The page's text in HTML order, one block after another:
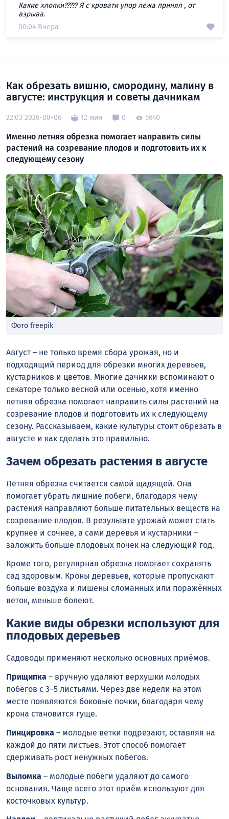
Какие хлопки????? Я с кровати упор лежа принял , от
взрыва.
00:04 Вчера
Как обрезать вишню, смородину, малину в
августе: инструкция и советы дачникам
22:03 2026-08-06 12 мин 0 5640
Именно летняя обрезка помогает направить силы
растений на созревание плодов и подготовить их к
следующему сезону
Фото freepik
Август – не только время сбора урожая, но и
подходящий период для обрезки многих деревьев,
кустарников и цветов. Многие дачники вспоминают о
секаторе только весной или осенью, хотя именно
летняя обрезка помогает направить силы растений на
созревание плодов и подготовить их к следующему
сезону. Рассказываем, какие культуры стоит обрезать в
августе и как сделать это правильно.
Зачем обрезать растения в августе
Летняя обрезка считается самой щадящей. Она
помогает убрать лишние побеги, благодаря чему
растения направляют больше питательных веществ на
созревание плодов. В результате урожай может стать
крупнее и сочнее, а сами деревья и кустарники –
заложить больше плодовых почек на следующий год.
Кроме того, регулярная обрезка помогает сохранять
сад здоровым. Кроны деревьев, которые пропускают
больше воздуха и лишены сломанных или поражённых
веток, меньше болеют.
Какие виды обрезки используют для
плодовых деревьев
Садоводы применяют несколько основных приёмов.
Прищипка – вручную удаляют верхушки молодых
побегов с 3–5 листьями. Через две недели на этом
месте появляются боковые почки, благодаря чему
крона становится гуще.
Пинцировка – молодые ветки подрезают, оставляя на
каждой до пяти листьев. Этот способ помогает
сдерживать рост ненужных побегов.
Выломка – молодые побеги удаляют до самого
основания. Чаще всего этот приём используют для
косточковых культур.